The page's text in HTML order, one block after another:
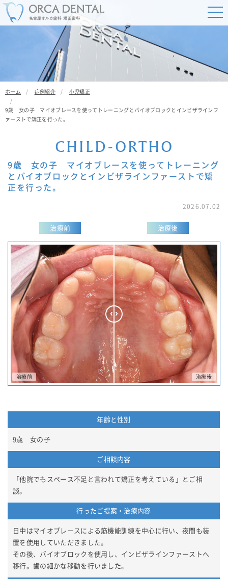
ホーム 症例紹介 小児矯正
9歳 女の子 マイオブレースを使ってトレーニングとバイオブロックとインビザラインフ
ァーストで矯正を行った。
CHI LD-ORTHO
9歳 女の子 マイオブレースを使ってトレーニング
とバイオブロックとインビザラインファーストで矯
正を行った。
2026.07.02
治療前 治療後
年齢と性別
9歳 女の子
ご相談内容
「他院でもスペース不足と言われて矯正を考えている」とご相
談。
行ったご提案・治療内容
日中はマイオブレースによる筋機能訓練を中心に行い、夜間も装
置を使用していただきました。
その後、バイオブロックを使用し、インビザラインファーストへ
移行。歯の細かな移動を行いました。